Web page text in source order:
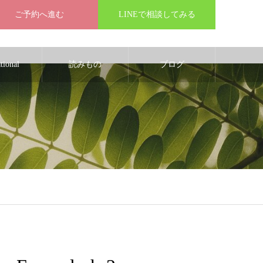
ご予約へ進む LINEで相談してみる
読みもの ブログ